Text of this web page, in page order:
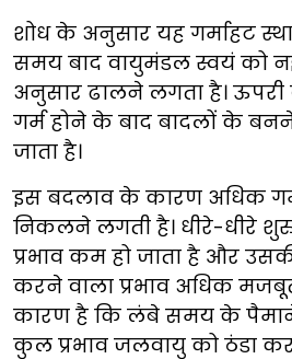
शोध के अनुसार यह गर्माहट
समय बाद वायुमंडल स्वयं को
अनुसार ढालने लगता है।
गर्म होने के बाद बादलों के
जाता है।
इस बदलाव के कारण अधिक
निकलने लगती है। धीरे-धीरे
प्रभाव कम हो जाता है और
करने वाला प्रभाव अधिक मजबूत
कारण है कि लंबे समय के
कुल प्रभाव जलवायु को ठंडा